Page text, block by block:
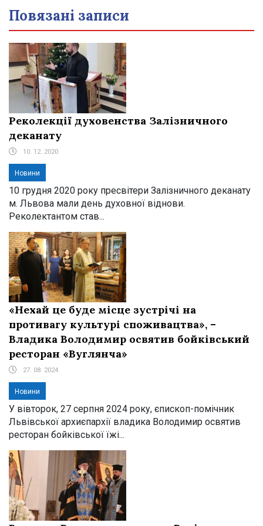
Повязані записи
Реколекції духовенства Залізничного
деканату
10. 12. 2020
Новини
10 грудня 2020 року пресвітери Залізничного деканату
м. Львова мали день духовної віднови.
Реколектантом став...
«Нехай це буде місце зустрічі на
противагу культурі споживацтва», –
Владика Володимир освятив бойківський
ресторан «Вуглянча»
27. 08. 2024
Новини
У вівторок, 27 серпня 2024 року, єпископ-помічник
Львівської архиєпархії владика Володимир освятив
ресторан бойківської їжі...